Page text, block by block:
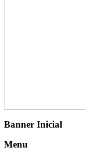
Banner Inicial
Menu